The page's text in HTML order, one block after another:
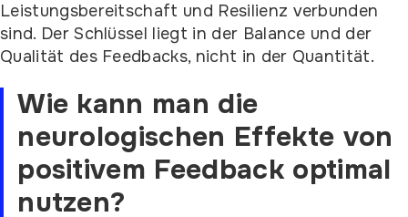
Leistungsbereitschaft und Resilienz verbunden
sind. Der Schlüssel liegt in der Balance und der
Qualität des Feedbacks, nicht in der Quantität.
Wie kann man die
neurologischen Effekte von
positivem Feedback optimal
nutzen?